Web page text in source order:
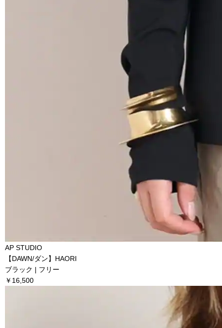
AP STUDIO
【DAWN/ダン】HAORI
ブラック | フリー
￥16,500